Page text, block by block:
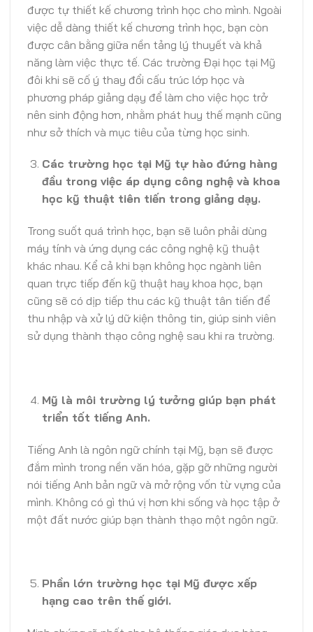
được tự thiết kế chương trình học cho mình. Ngoài
việc dễ dàng thiết kế chương trình học, bạn còn
được cân bằng giữa nền tảng lý thuyết và khả
năng làm việc thực tế. Các trường Đại học tại Mỹ
đôi khi sẽ cố ý thay đổi cấu trúc lớp học và
phương pháp giảng dạy để làm cho việc học trở
nên sinh động hơn, nhằm phát huy thế mạnh cũng
như sở thích và mục tiêu của từng học sinh.
Các trường học tại Mỹ tự hào đứng hàng
đầu trong việc áp dụng công nghệ và khoa
học kỹ thuật tiên tiến trong giảng dạy.
Trong suốt quá trình học, bạn sẽ luôn phải dùng
máy tính và ứng dụng các công nghệ kỹ thuật
khác nhau. Kể cả khi bạn không học ngành liên
quan trực tiếp đến kỹ thuật hay khoa học, bạn
cũng sẽ có dịp tiếp thu các kỹ thuật tân tiến để
thu nhập và xử lý dữ kiện thông tin, giúp sinh viên
sử dụng thành thạo công nghệ sau khi ra trường.
Mỹ là môi trường lý tưởng giúp bạn phát
triển tốt tiếng Anh.
Tiếng Anh là ngôn ngữ chính tại Mỹ, bạn sẽ được
đắm mình trong nền văn hóa, gặp gỡ những người
nói tiếng Anh bản ngữ và mở rộng vốn từ vựng của
mình. Không có gì thú vị hơn khi sống và học tập ở
một đất nước giúp bạn thành thạo một ngôn ngữ.
Phần lớn trường học tại Mỹ được xếp
hạng cao trên thế giới.